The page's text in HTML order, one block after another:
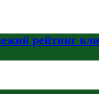
рейтинг